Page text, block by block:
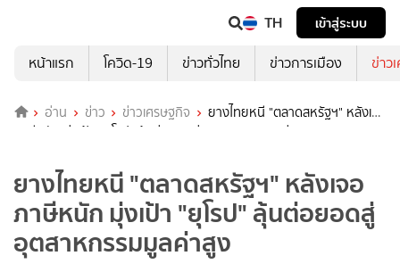
TH
เข้าสู่ระบบ
หน้าแรก
โควิด-19 ข่าวทั่วไทย ข่าวการเมือง ข่าว
อ่าน ข่าว ข่าวเศรษฐกิจ
ยางไทยหนี "ตลาดสหรัฐฯ" หลังเจอ
ภาษีหนัก มุ่งเป้า "ยุโรป" ลุ้นต่อยอดสู่อุตสาหกรรมมูลค่าสูง
ยางไทยหนี "ตลาดสหรัฐฯ" หลังเจอ
ภาษีหนัก มุ่งเป้า "ยุโรป" ลุ้นต่อยอดสู่
อุตสาหกรรมมูลค่าสูง